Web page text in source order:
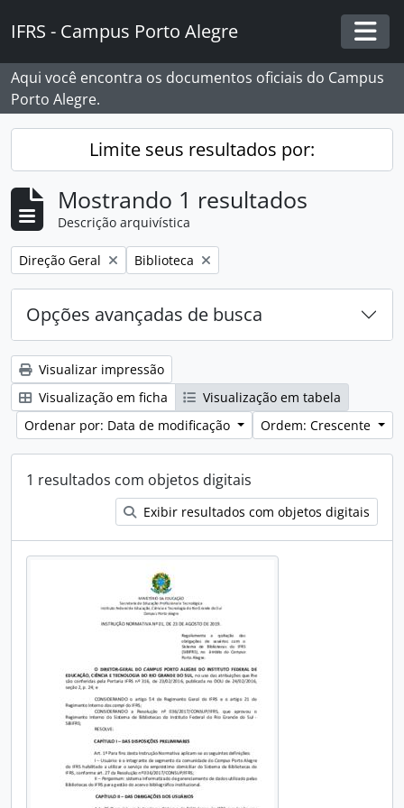
IFRS - Campus Porto Alegre
Aqui você encontra os documentos oficiais do Campus
Porto Alegre.
Limite seus resultados por:
Mostrando 1 resultados
Descrição arquivística
Remover filtro:
Direção Geral Remover filtro:
Biblioteca
Opções avançadas de busca
Visualizar impressão
Visualização em ficha
Visualização em tabela
Ordenar por: Data de modificação
Ordem: Crescente
1 resultados com objetos digitais
Exibir resultados com objetos digitais